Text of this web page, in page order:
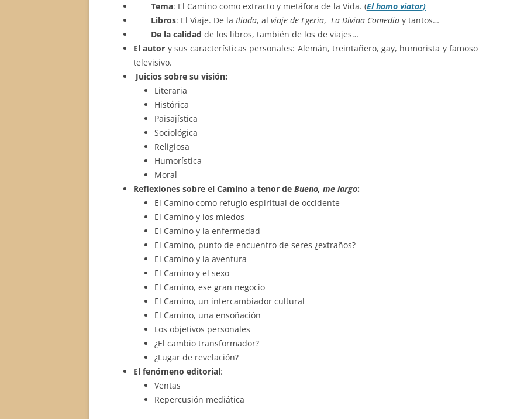
Tema: El Camino como extracto y metáfora de la Vida. (El homo viator)
Libros: El Viaje. De la Iliada, al viaje de Egeria, La Divina Comedia y tantos…
De la calidad de los libros, también de los de viajes…
El autor y sus características personales: Alemán, treintañero, gay, humorista y famoso
televisivo.
Juicios sobre su visión:
Literaria
Histórica
Paisajística
Sociológica
Religiosa
Humorística
Moral
Reflexiones sobre el Camino a tenor de Bueno, me largo:
El Camino como refugio espiritual de occidente
El Camino y los miedos
El Camino y la enfermedad
El Camino, punto de encuentro de seres ¿extraños?
El Camino y la aventura
El Camino y el sexo
El Camino, ese gran negocio
El Camino, un intercambiador cultural
El Camino, una ensoñación
Los objetivos personales
¿El cambio transformador?
¿Lugar de revelación?
El fenómeno editorial:
Ventas
Repercusión mediática